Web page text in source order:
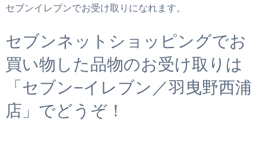
セブンイレブンでお受け取りになれます。
セブンネットショッピングでお
買い物した品物のお受け取りは
「セブン−イレブン／羽曳野西浦
店」でどうぞ！